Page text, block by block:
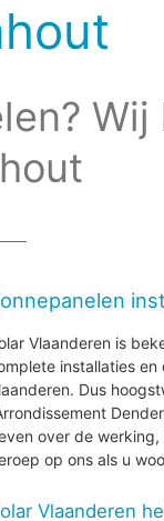
Wij
Vlaanderen is
installaties
Dus
over de
op ons als u
Vlaanderen